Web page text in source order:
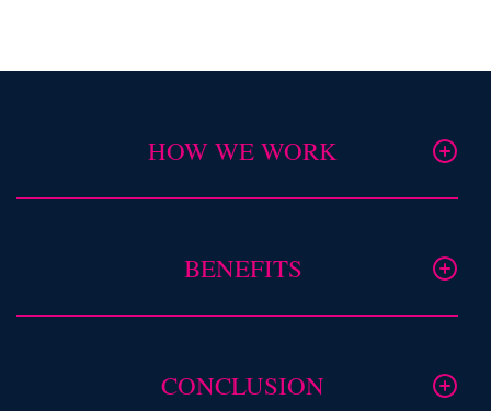
HOW WE WORK
BENEFITS
CONCLUSION